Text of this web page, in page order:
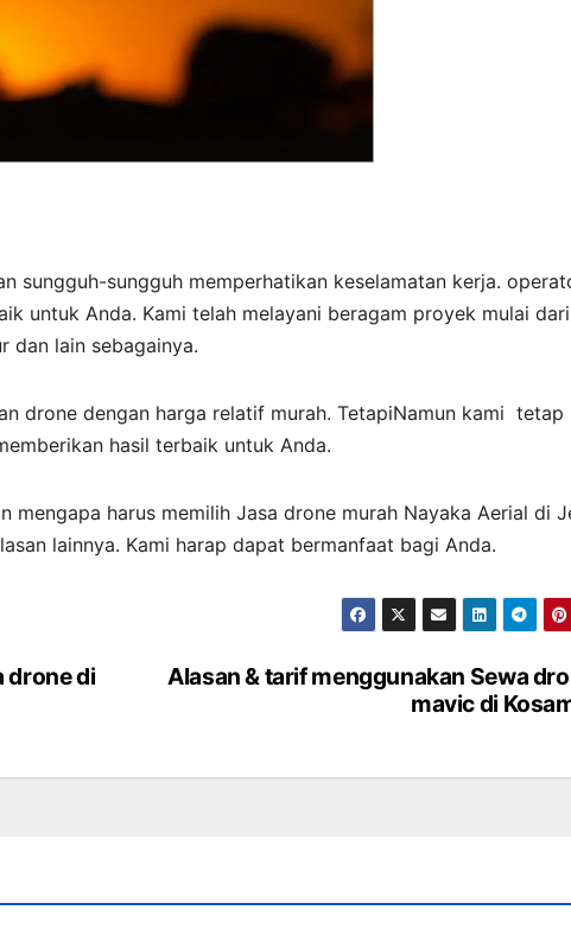
sungguh-sungguh memperhatikan keselamatan kerja.
untuk Anda. Kami telah melayani beragam proyek mulai dari
dan lain sebagainya.
drone dengan harga relatif murah. TetapiNamun kami tetap
hasil terbaik untuk Anda.
mengapa harus memilih Jasa drone murah Nayaka Aerial di
lainnya. Kami harap dapat bermanfaat bagi Anda.
Alasan & tarif menggunakan Sewa
mavic di
drone di